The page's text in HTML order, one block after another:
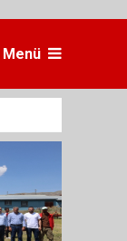
Menü